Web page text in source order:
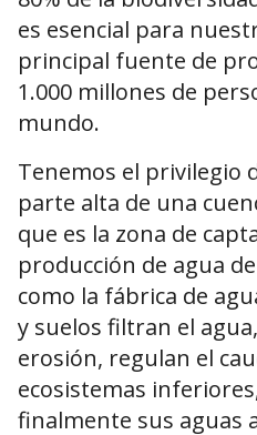
es esencial para
principal fuente de
1.000 millones de
mundo.
Tenemos el privilegio
parte alta de una
que es la zona de
producción de agua
como la fábrica de
y suelos filtran el
erosión, regulan el
ecosistemas
finalmente sus aguas